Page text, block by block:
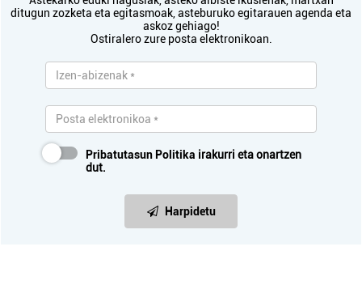
ditugun zozketa eta egitasmoak, asteburuko egitarauen agenda eta
askoz gehiago!
Ostiralero zure posta elektronikoan.
Pribatutasun Politika irakurri eta onartzen
dut.
Harpidetu